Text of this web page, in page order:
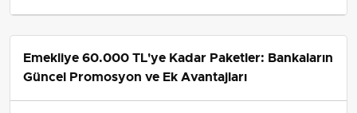
Emekliye 60.000 TL'ye Kadar Paketler: Bankaların
Güncel Promosyon ve Ek Avantajları